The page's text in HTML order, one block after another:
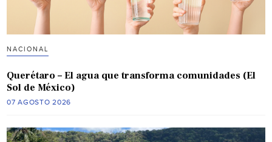
NACIONAL
Querétaro – El agua que transforma comunidades (El
Sol de México)
07 AGOSTO 2026